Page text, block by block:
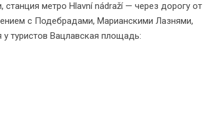
метро Hlavní nádraží — через дорогу от
с Подебрадами, Марианскими Лазнями,
туристов Вацлавская площадь: